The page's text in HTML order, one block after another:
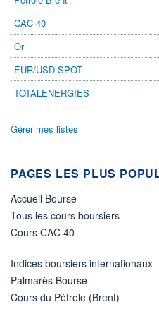
LIMITE À LA
BAISSE
0,0000
-
DERNIER
ÉCHANGE
07.08.26 / 21:48:45
ÉLIGIBILITÉ
CAC 40
Or
EUR/USD SPOT
TOTALENERGIES
Gérer mes listes
PAGES LES PLUS
Accueil Bourse
Tous les cours boursiers
Cours CAC 40
Indices boursiers internationaux
Palmarès Bourse
Cours du Pétrole (Brent)